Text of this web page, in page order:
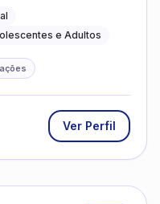
e Adultos
Ver Perfil